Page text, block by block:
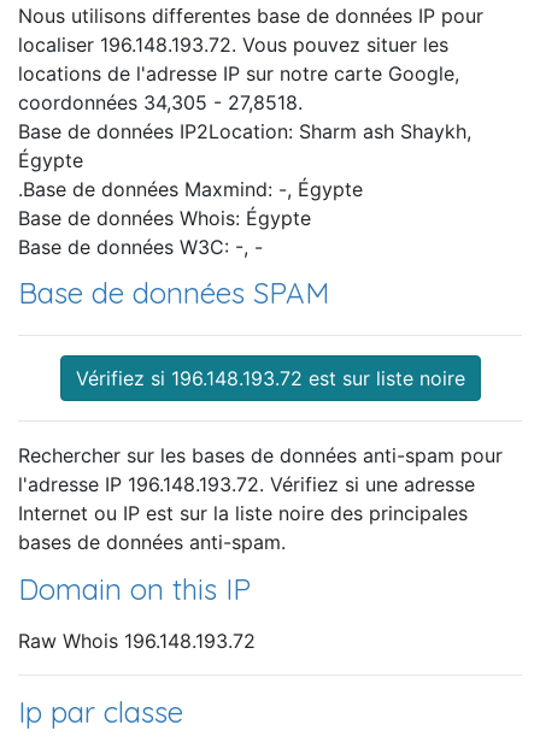
Nous utilisons differentes base de données IP pour
localiser 196.148.193.72. Vous pouvez situer les
locations de l'adresse IP sur notre carte Google,
coordonnées 34,305 - 27,8518.
Base de données IP2Location: Sharm ash Shaykh,
Égypte
.Base de données Maxmind: -, Égypte
Base de données Whois: Égypte
Base de données W3C: -, -
Base de données SPAM
Vérifiez si 196.148.193.72 est sur liste noire
Rechercher sur les bases de données anti-spam pour
l'adresse IP 196.148.193.72. Vérifiez si une adresse
Internet ou IP est sur la liste noire des principales
bases de données anti-spam.
Domain on this IP
Raw Whois 196.148.193.72
Ip par classe